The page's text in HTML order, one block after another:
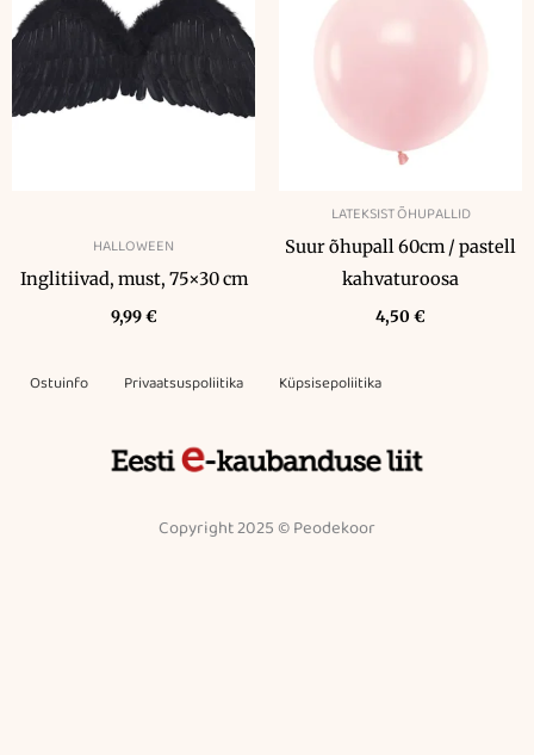
HALLOWEEN
Inglitiivad, must, 75×30 cm
9,99€
LATEKSIST ÕHUPALLID
Suur õhupall 60cm / pastell
kahvaturoosa
4,50 €
Ostuinfo Privaatsuspoliitika Küpsisepoliitika
Copyright 2025 © Peodekoor